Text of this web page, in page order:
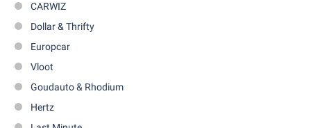
CARWIZ
Dollar & Thrifty
Europcar
Vloot
Goudauto & Rhodium
Hertz